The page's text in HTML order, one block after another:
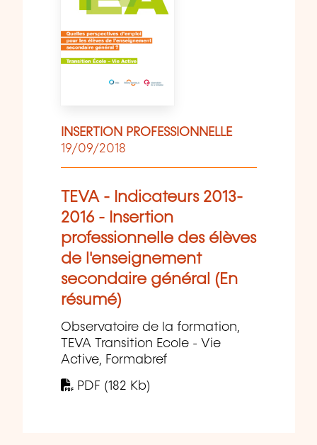
INSERTION PROFESSIONNELLE
19/09/2018
TEVA - Indicateurs 2013-
2016 - Insertion
professionnelle des élèves
de l'enseignement
secondaire général (En
résumé)
Observatoire de la formation,
TEVA Transition Ecole - Vie
Active, Formabref
PDF (182 Kb)